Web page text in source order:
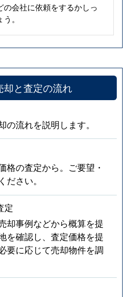
の会社に依頼をするかしっ
。
却と査定の流れ
の流れを説明します。
格の査定から。ご要望・
ださい。
定
却事例などから概算を提
を確認し、査定価格を提
要に応じて売却物件を調